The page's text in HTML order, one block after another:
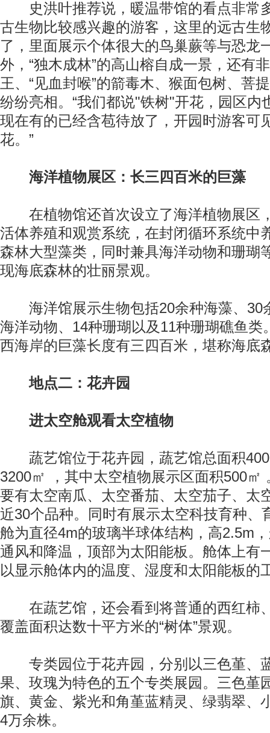
史洪叶推荐说，暖温带馆的看点非常
古生物比较感兴趣的游客，这里的远古生
了，里面展示个体很大的鸟巢蕨等与恐龙
外，“独木成林”的高山榕自成一景，还有
王、“见血封喉”的箭毒木、猴面包树、菩
纷纷亮相。“我们都说"铁树"开花，园区内
现在有的已经含苞待放了，开园时游客可
花。”
海洋植物展区：长三四百米的巨藻
在植物馆还首次设立了海洋植物展区
活体养殖和观赏系统，在封闭循环系统中
森林大型藻类，同时兼具海洋动物和珊瑚
现海底森林的壮丽景观。
海洋馆展示生物包括20余种海藻、30
海洋动物、14种珊瑚以及11种珊瑚礁鱼类
西海岸的巨藻长度有三四百米，堪称海底
地点二：花卉园
进太空舱观看太空植物
蔬艺馆位于花卉园，蔬艺馆总面积
3200㎡ ，其中太空植物展示区面积500㎡
要有太空南瓜、太空番茄、太空茄子、太
近30个品种。同时有展示太空科技育种、
舱为直径4m的玻璃半球体结构，高2.5m
通风和降温，顶部为太阳能板。舱体上有
以显示舱体内的温度、湿度和太阳能板的
在蔬艺馆，还会看到将普通的西红柿
覆盖面积达数十平方米的“树体”景观。
专类园位于花卉园，分别以三色堇、
果、玫瑰为特色的五个专类展园。三色堇
旗、黄金、紫光和角堇蓝精灵、绿翡翠、
4万余株。